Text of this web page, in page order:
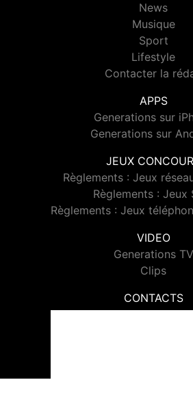
News
Musique
Sport
Lifestyle
Contacter la
APPS
Generations sur
Generations sur
JEUX
Règlements : Jeux
Règlements : Jeux
Règlements : Jeux
VIDEO
Generations TV
Clips
CONTACTS
Contacter